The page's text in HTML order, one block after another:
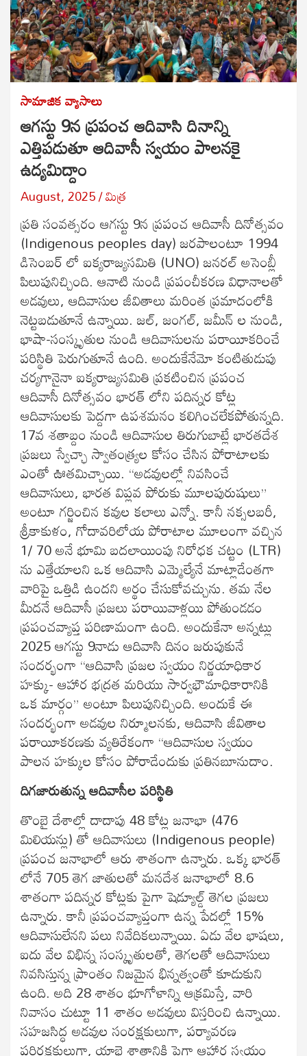
సామాజిక వ్యాసాలు
ఆగస్టు 9న ప్రపంచ ఆదివాసి దినాన్ని
ఎత్తిపడుతూ ఆదివాసీ స్వయం పాలనకై
ఉద్యమిద్దాం
August, 2025 మిత్ర
ప్రతి సంవత్సరం ఆగస్టు 9న ప్రపంచ ఆదివాసీ దినోత్సవం
(Indigenous peoples day) జరపాలంటూ 1994
డిసెంబర్ లో ఐక్యరాజ్యసమితి (UNO) జనరల్ అసెంబ్లీ
పిలుపునిచ్చింది. ఆనాటి నుండి ప్రపంచీకరణ విధానాలతో
అడవులు, ఆదివాసుల జీవితాలు మరింత ప్రమాదంలోకి
నెట్టబడుతూనే ఉన్నాయి. జల్, జంగల్, జమీన్ ల నుండి,
భాషా-సంస్కృతుల నుండి ఆదివాసులను పరాయీకరించే
పరిస్థితి పెరుగుతూనే ఉంది. అందుకేనేమో కంటితుడుపు
చర్యగానైనా ఐక్యరాజ్యసమితి ప్రకటించిన ప్రపంచ
ఆదివాసీ దినోత్సవం భారత్ లోని పదిన్నర కోట్ల
ఆదివాసులకు పెద్దగా ఉపశమనం కలిగించలేకపోతున్నది.
17వ శతాబ్దం నుండి ఆదివాసుల తిరుగుబాట్లే భారతదేశ
ప్రజలు స్వేచ్ఛా స్వాతంత్య్రల కోసం చేసిన పోరాటాలకు
ఎంతో ఊతమిచ్చాయి. “అడవులల్లో నివసించే
ఆదివాసులు, భారత విప్లవ పోరుకు మూలపురుషులు”
అంటూ గర్జించిన కవుల కలాలు ఎన్నో. కానీ నక్సలబరీ,
శ్రీకాకుళం, గోదావరిలోయ పోరాటాల మూలంగా వచ్చిన
1/ 70 అనే భూమి బదలాయింపు నిరోధక చట్టం (LTR)
ను ఎత్తేయాలని ఒక ఆదివాసి ఎమ్మెల్యేనే మాట్లాడేంతగా
వారిపై ఒత్తిడి ఉందని అర్థం చేసుకోవచ్చును. తమ నేల
మీదనే ఆదివాసీ ప్రజలు పరాయివాళ్లయి పోతుండడం
ప్రపంచవ్యాప్త పరిణామంగా ఉంది. అందుకేనా అన్నట్లు
2025 ఆగస్టు 9నాడు ఆదివాసి దినం జరుపుకునే
సందర్భంగా “ఆదివాసి ప్రజల స్వయం నిర్ణయాధికార
హక్కు- ఆహార భద్రత మరియు సార్వభౌమాధికారానికి
ఒక మార్గం” అంటూ పిలుపునిచ్చింది. అందుకే ఈ
సందర్భంగా అడవుల నిర్మూలనకు, ఆదివాసి జీవితాల
పరాయీకరణకు వ్యతిరేకంగా “ఆదివాసుల స్వయం
పాలన హక్కుల కోసం పోరాడేందుకు ప్రతినబూనుదాం.
దిగజారుతున్న ఆదివాసీల పరిస్థితి
తొంబై దేశాల్లో దాదాపు 48 కోట్ల జనాభా (476
మిలియన్లు) తో ఆదివాసులు (Indigenous people)
ప్రపంచ జనాభాలో ఆరు శాతంగా ఉన్నారు. ఒక్క భారత్
లోనే 705 తెగ జాతులతో మనదేశ జనాభాలో 8.6
శాతంగా పదిన్నర కోట్లకు పైగా షెడ్యూల్డ్ తెగల ప్రజలు
ఉన్నారు. కానీ ప్రపంచవ్యాప్తంగా ఉన్న పేదల్లో 15%
ఆదివాసులేనని పలు నివేదికలున్నాయి. ఏడు వేల భాషలు,
ఐదు వేల విభిన్న సంస్కృతులతో, తెగలతో ఆదివాసులు
నివసిస్తున్న ప్రాంతం నిజమైన భిన్నత్వంతో కూడుకుని
ఉంది. అది 28 శాతం భూగోళాన్ని ఆక్రమిస్తే, వారి
నివాసం చుట్టూ 11 శాతం అడవులు విస్తరించి ఉన్నాయి.
సహజసిద్ధ అడవుల సంరక్షకులుగా, పర్యావరణ
పరిరక్షకులుగా, యాభై శాతానికి పైగా ఆహార స్వయం